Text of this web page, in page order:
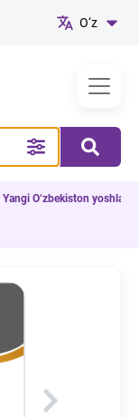
O‘z
Yangi O‘zbekiston yoshlari